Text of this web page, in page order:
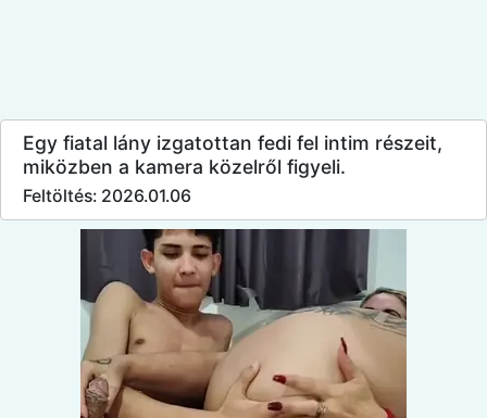
Egy fiatal lány izgatottan fedi fel intim részeit,
miközben a kamera közelről figyeli.
Feltöltés: 2026.01.06